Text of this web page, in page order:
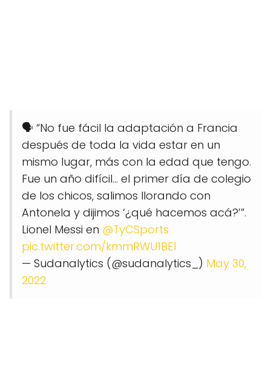
🗣 “No fue fácil la adaptación a Francia
después de toda la vida estar en un
mismo lugar, más con la edad que tengo.
Fue un año difícil… el primer día de colegio
de los chicos, salimos llorando con
Antonela y dijimos ‘¿qué hacemos acá?’”.
Lionel Messi en @TyCSports
pic.twitter.com/kmmRWU1BE1
— Sudanalytics (@sudanalytics_) May 30,
2022